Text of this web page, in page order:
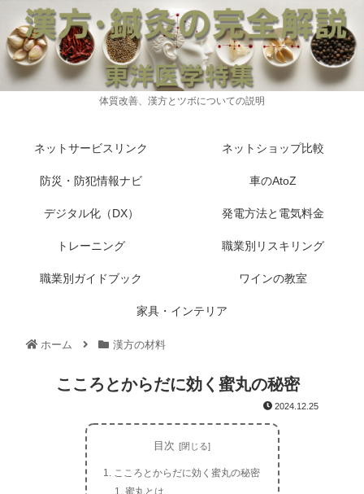
体質改善、漢方とツボについての説明
ネットサービスリンク ネットショップ比較
防災・防犯情報ナビ 車のAtoZ
デジタル化（DX） 発電方法と電気料金
トレーニング 職業別リスキリング
職業別ガイドブック ワインの教室
家具・インテリア
ホーム 漢方の材料
こころとからだに効く蜜丸の秘密
2024.12.25
目次
こころとからだに効く蜜丸の秘密
蜜丸とは